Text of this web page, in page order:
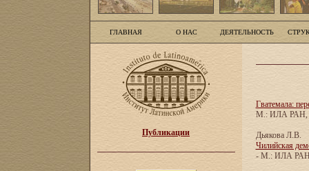
ГЛАВНАЯ О НАС ДЕЯТЕЛЬНОСТЬ
Публикации
Гватемала:
М.: ИЛА РАН,
Дьякова Л.В.
Чилийская
- М.: ИЛА РАН,